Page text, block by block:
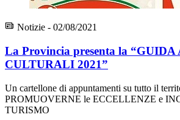
Notizie - 02/08/2021
La Provincia presenta la
CULTURALI 2021”
Un cartellone di appuntamenti su tutto il
PROMUOVERNE le ECCELLENZE e
TURISMO